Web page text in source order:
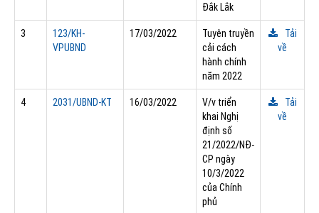
Đắk Lắk
3
123/KH-
VPUBND
17/03/2022
Tuyên truyền
cải cách
hành chính
năm 2022
Tải
về
4 2031/UBND-KT 16/03/2022
V/v triển
khai Nghị
định số
21/2022/NĐ-
CP ngày
10/3/2022
của Chính
phủ
Tải
về